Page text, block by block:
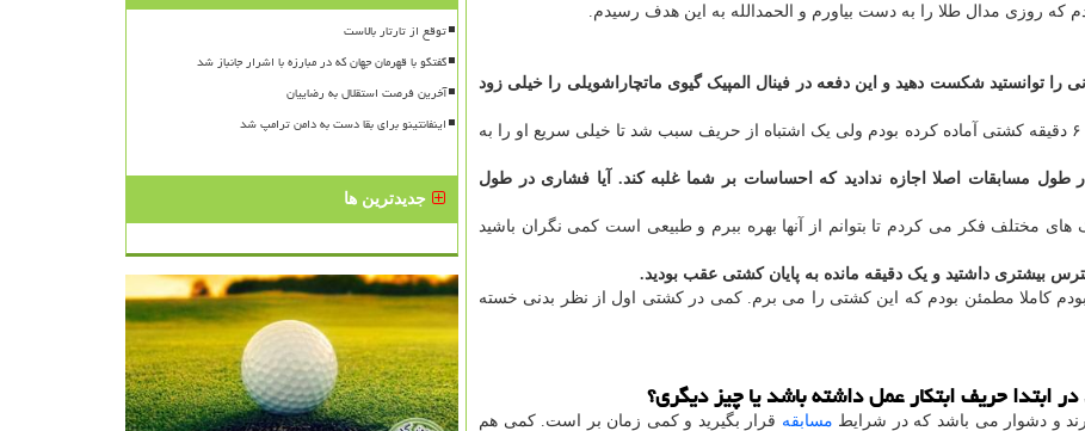
که روزی مدال طلا را به دست بیاورم و الحمدالله به این هدف رسیدم.
را توانستید شکست دهید و این دفعه در فینال المپیک گیوی ماتچاراشویلی را خیلی زود
ماتچاراشویلی حریف قدر و خوبی است و خودم را برای ۶ دقیقه کشتی آماده کرده بودم ولی یک اشتباه از حریف سبب شد تا خیلی سریع او را به
مسابقات اصلا اجازه ندادید که احساسات بر شما غلبه کند. آیا فشاری در طول
مختلف فکر می کردم تا بتوانم از آنها بهره ببرم و طبیعی است کمی نگران باشید
بیشتری داشتید و یک دقیقه مانده به پایان کشتی عقب بودید.
کاملا مطمئن بودم که این کشتی را می برم. کمی در کشتی اول از نظر بدنی خسته
حریف ابتکار عمل داشته باشد یا چیز دیگری؟
و دشوار می باشد که در شرایط مسابقه قرار بگیرید و کمی زمان بر است. کمی هم
توقع از تارتار بالاست
گفتگو با قهرمان جهان که در مبارزه با اشرار جانباز شد
آخرین فرصت استقلال به رضاییان
اینفانتینو برای بقا دست به دامن ترامپ شد
جدیدترین ها